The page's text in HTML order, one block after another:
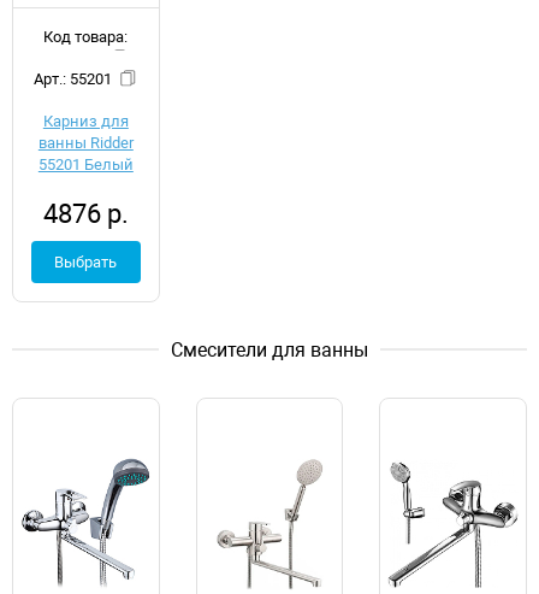
Код товара:
Арт.: 55201
Карниз для
ванны Ridder
55201 Белый
4876 р.
Выбрать
Смесители для ванны